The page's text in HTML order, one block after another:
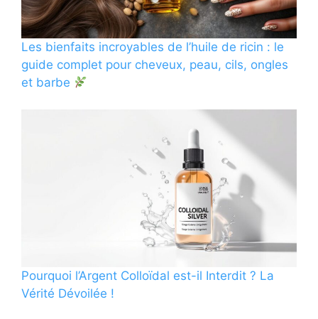
Les bienfaits incroyables de l’huile de ricin : le
guide complet pour cheveux, peau, cils, ongles
et barbe
Pourquoi l’Argent Colloïdal est-il Interdit ? La
Vérité Dévoilée !